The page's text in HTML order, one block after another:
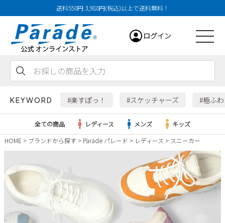
送料550円 3,980円(税込)以上で送料無料！
ログイン
KEYWORD #楽すぽっ！ #スケッチャーズ #極ふ
レディース
すべての商品
メンズ
全ての商品 レディース メンズ
キッズ
HOME
ブランドから探す Parade パレード レディース スニーカー